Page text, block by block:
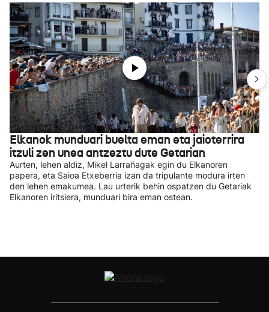
Elkanok munduari buelta eman eta jaioterrira
itzuli zen unea antzeztu dute Getarian
Aurten, lehen aldiz, Mikel Larrañagak egin du Elkanoren
papera, eta Saioa Etxeberria izan da tripulante modura irten
den lehen emakumea. Lau urterik behin ospatzen du Getariak
Elkanoren iritsiera, munduari bira eman ostean.